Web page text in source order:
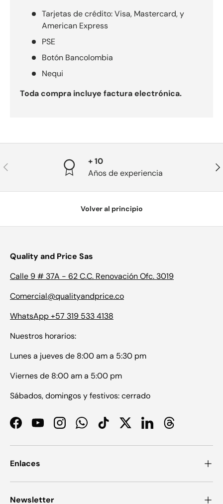
Tarjetas de crédito: Visa, Mastercard, y
American Express
PSE
Botón Bancolombia
Nequi
Toda compra incluye factura electrónica.
Anterior
+ 10
Años de experiencia
Volver al principio
Quality and Price Sas
Calle 9 # 37A - 62 C.C. Renovación Ofc. 3019
Comercial@qualityandprice.co
WhatsApp +57 319 533 4138
Nuestros horarios:
Lunes a jueves de 8:00 am a 5:30 pm
Viernes de 8:00 am a 5:00 pm
Sábados, domingos y festivos: cerrado
FacebookYouTubeInstagramWhatsAppTikTokTwitterLinkedInThreads
Enlaces
Newsletter